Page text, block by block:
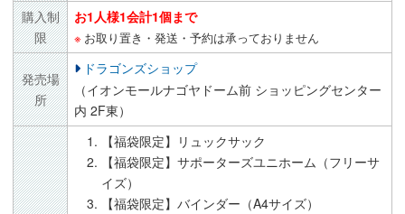
購入制
限
お1人様1会計1個まで
お取り置き・発送・予約は承っておりません
発売場
所
ドラゴンズショップ
（イオンモールナゴヤドーム前 ショッピングセンター
内 2F東）
【福袋限定】リュックサック
【福袋限定】サポーターズユニホーム（フリーサ
イズ）
【福袋限定】バインダー（A4サイズ）